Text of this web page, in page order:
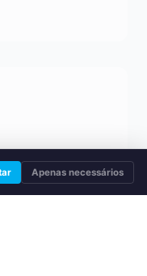
Apenas necessários